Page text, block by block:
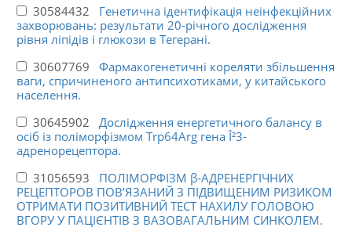
30584432 Генетична ідентифікація неінфекційних
захворювань: результати 20-річного дослідження
рівня ліпідів і глюкози в Тегерані.
30607769 Фармакогенетичні кореляти збільшення
ваги, спричиненого антипсихотиками, у китайського
населення.
30645902 Дослідження енергетичного балансу в
осіб із поліморфізмом Trp64Arg гена Î²3-
адренорецептора.
31056593 ПОЛІМОРФІЗМ β-АДРЕНЕРГІЧНИХ
РЕЦЕПТОРОВ ПОВ’ЯЗАНИЙ З ПІДВИЩЕНИМ РИЗИКОМ
ОТРИМАТИ ПОЗИТИВНИЙ ТЕСТ НАХИЛУ ГОЛОВОЮ
ВГОРУ У ПАЦІЄНТІВ З ВАЗОВАГАЛЬНИМ СИНКОЛЕМ.